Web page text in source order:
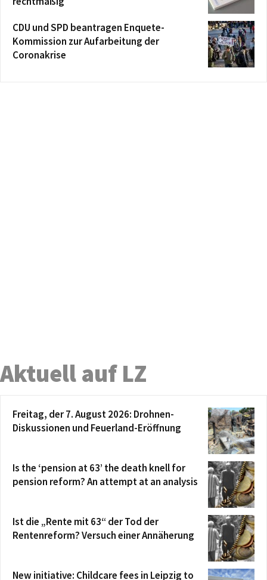
CDU und SPD beantragen Enquete-
Kommission zur Aufarbeitung der
Coronakrise
Aktuell auf LZ
Freitag, der 7. August 2026: Drohnen-
Diskussionen und Feuerland-Eröffnung
Is the ‘pension at 63’ the death knell for
pension reform? An attempt at an analysis
Ist die „Rente mit 63“ der Tod der
Rentenreform? Versuch einer Annäherung
New initiative: Childcare fees in Leipzig to